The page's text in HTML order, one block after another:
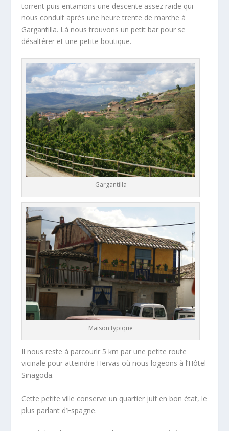
torrent puis entamons une descente assez raide qui
nous conduit après une heure trente de marche à
Gargantilla. Là nous trouvons un petit bar pour se
désaltérer et une petite boutique.
Gargantilla
Maison typique
Il nous reste à parcourir 5 km par une petite route
vicinale pour atteindre Hervas où nous logeons à l’Hôtel
Sinagoda.
Cette petite ville conserve un quartier juif en bon état, le
plus parlant d’Espagne.